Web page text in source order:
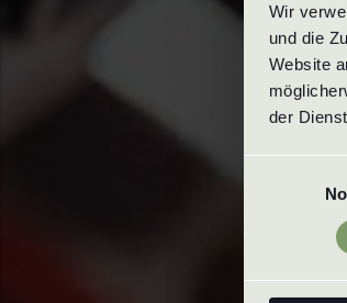
Wir
und die
Website
der